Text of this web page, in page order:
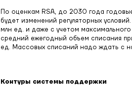
По оценкам RSA, до 2030 года
будет изменений регуляторных
млн ед. и даже с учетом
средний ежегодный объем списания
ед. Массовых списаний надо ждать с
Контуры системы поддержки